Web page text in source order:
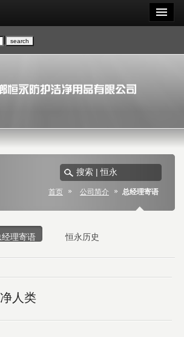
首页 公司简介 总经理寄语
理寄语 恒永历史
人类